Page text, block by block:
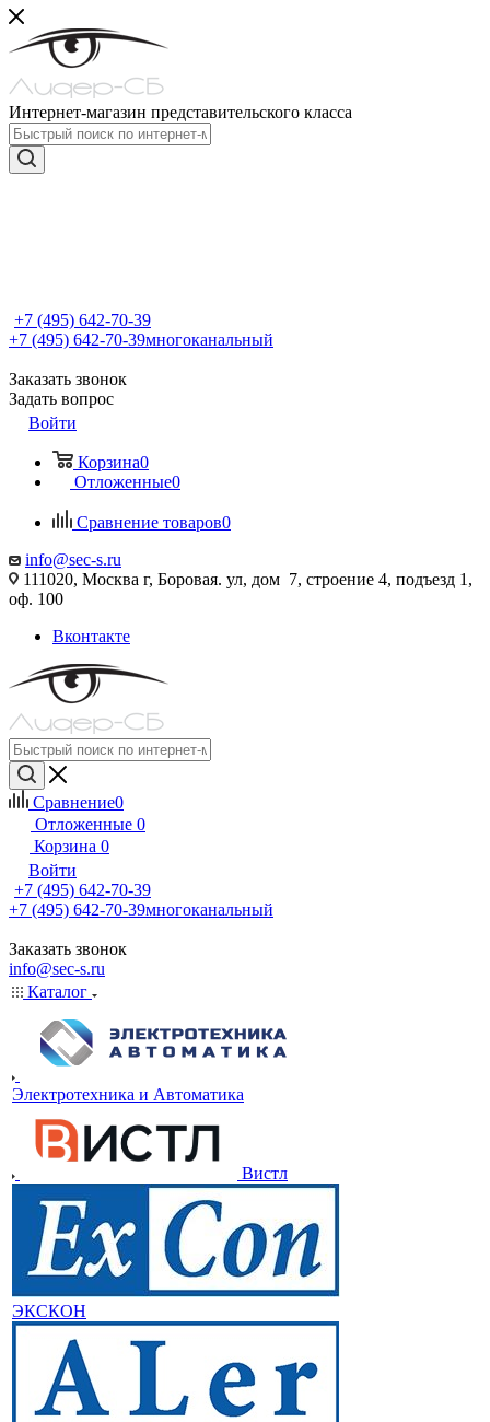
Интернет-магазин представительского класса
+7 (495) 642-70-39
+7 (495) 642-70-39многоканальный
Заказать звонок
Задать вопрос
Войти
Корзина0
Отложенные0
Сравнение товаров0
info@sec-s.ru
111020, Москва г, Боровая. ул, дом 7, строение 4, подъезд 1,
оф. 100
Вконтакте
Сравнение0
Отложенные 0
Корзина 0
Войти
+7 (495) 642-70-39
+7 (495) 642-70-39многоканальный
Заказать звонок
info@sec-s.ru
Каталог
Электротехника и Автоматика
Вистл
ЭКСКОН